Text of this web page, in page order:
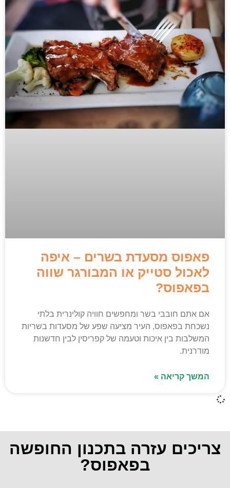
פאפוס מסעדת בשרים – איפה
לאכול סטייק או המבורגר שווה
בפאפוס?
אם אתם חובבי בשר ומחפשים חוויה קולינרית בלתי
נשכחת בפאפוס, העיר מציעה שפע של מסעדות בשריות
המשלבות בין איכות וטעמה של קפריסין לבין חדשנות
מודרנית.
המשך קריאה »
צריכים עזרה בתכנון החופשה
בפאפוס?